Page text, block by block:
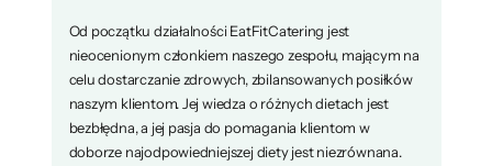
Od początku działalności EatFitCatering jest
nieocenionym członkiem naszego zespołu, mającym na
celu dostarczanie zdrowych, zbilansowanych posiłków
naszym klientom. Jej wiedza o różnych dietach jest
bezbłędna, a jej pasja do pomagania klientom w
doborze najodpowiedniejszej diety jest niezrównana.